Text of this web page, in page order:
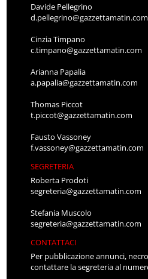
Davide Pellegrino
d.pellegrino@gazzettamatin.com
Cinzia Timpano
c.timpano@gazzettamatin.com
Arianna Papalia
a.papalia@gazzettamatin.com
Thomas Piccot
t.piccot@gazzettamatin.com
Fausto Vassoney
f.vassoney@gazzettamatin.com
SEGRETERIA
Roberta Prodoti
segreteria@gazzettamatin.com
Stefania Muscolo
segreteria@gazzettamatin.com
CONTATTACI
Per pubblicazione annunci,
contattare la segreteria al